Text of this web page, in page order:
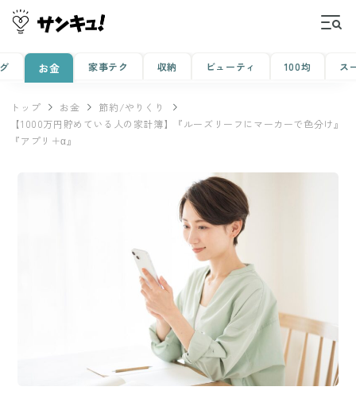
お金 家事テク 収納 ビューティ 100均 ス
トップ お金
節約/やりくり
【1000万円貯めている人の家計簿】『ルーズリーフにマーカーで色分け』
『アプリ＋α』